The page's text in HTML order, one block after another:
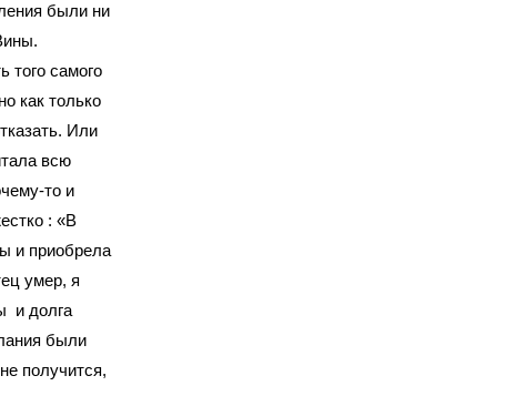
были ни
того самого
как только
Или
всю
то и
: «В
и приобрела
умер, я
и долга
были
получится,